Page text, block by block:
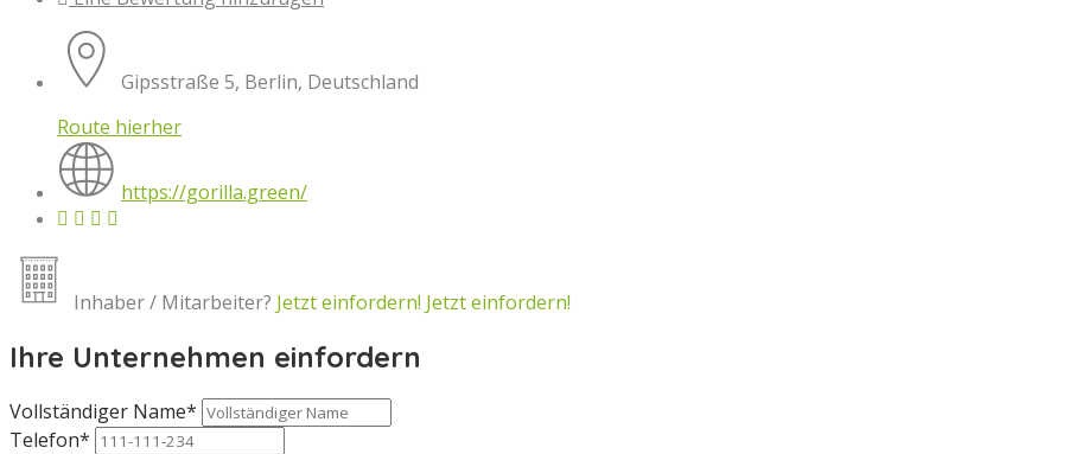
Gipsstraße 5, Berlin, Deutschland
Route hierher
https://gorilla.green/
Inhaber / Mitarbeiter? Jetzt einfordern! Jetzt einfordern!
Ihre Unternehmen einfordern
Vollständiger Name*
Telefon*